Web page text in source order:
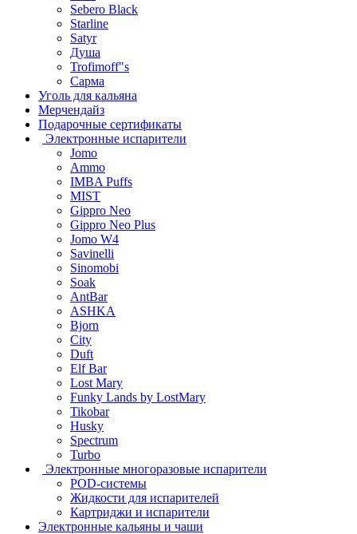
Sebero Black
Starline
Satyr
Душа
Trofimoff"s
Сарма
Уголь для кальяна
Мерчендайз
Подарочные сертификаты
Электронные испарители
Jomo
Ammo
IMBA Puffs
MIST
Gippro Neo
Gippro Neo Plus
Jomo W4
Savinelli
Sinomobi
Soak
AntBar
ASHKA
Bjorn
City
Duft
Elf Bar
Lost Mary
Funky Lands by LostMary
Tikobar
Husky
Spectrum
Turbo
Электронные многоразовые испарители
POD-системы
Жидкости для испарителей
Картриджи и испарители
Электронные кальяны и чаши